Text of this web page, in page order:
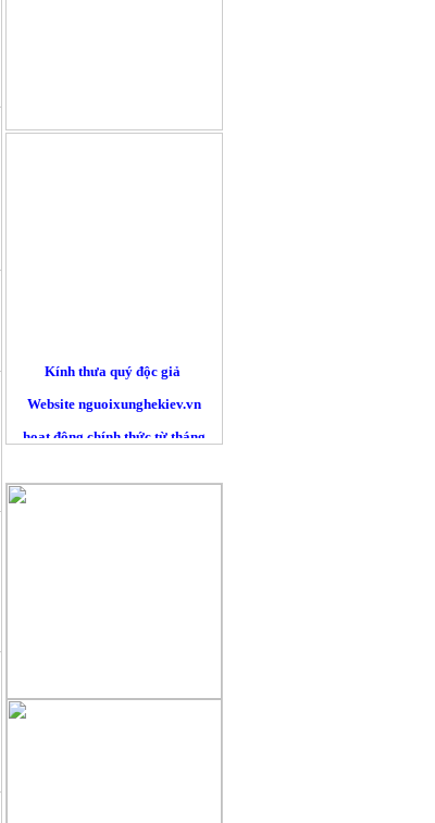
Website nguoixunghekiev.vn
hoạt động chính thức từ tháng
10/2012. và phi lợi nhuận.
Trang tin đăng tải tin tức
người làm báo không chuyên nên